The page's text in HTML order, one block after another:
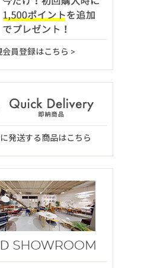
会員登録はこちら >
発送する商品はこちら